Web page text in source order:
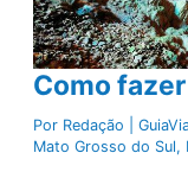
Como
Por Redação |
Mato Grosso do Sul,